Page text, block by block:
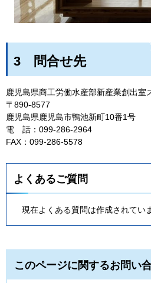
3 問合せ先
鹿児島県商工労働水産部新産業創出室
〒890-8577
鹿児島県鹿児島市鴨池新町10番1号
電
話 ：099-286-2964
FAX：099-286-5578
よくあるご質問
現在よくある質問は作成されてい
このページに関するお問い